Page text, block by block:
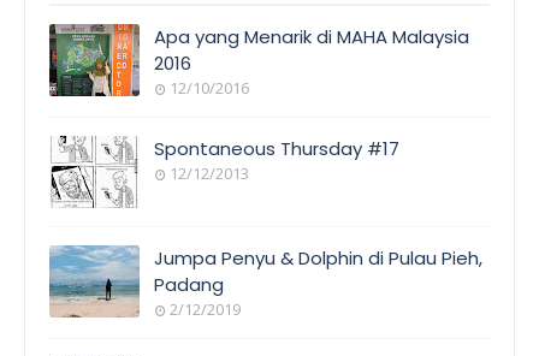
Apa yang Menarik di MAHA Malaysia
2016
12/10/2016
Spontaneous Thursday #17
12/12/2013
Jumpa Penyu & Dolphin di Pulau Pieh,
Padang
2/12/2019